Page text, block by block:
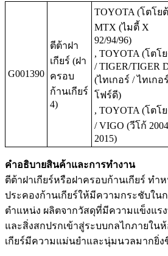
G001390
ตีต้าฝา
เกียร์ (ฝา
ครอบ
ก้านเกียร์
4)
TOYOTA (โตโย
MTX (ไมตี้ X
92/94/96)
, TOYOTA (โตโ
/ TIGER/TIGER
(ไทเกอร์ / ไทเกอ
โฟร์ดี)
, TOYOTA (โตโ
/ VIGO (วีโก้
2015)
คำอธิบายสินค้าและการทำงาน
ตีต้าฝาเกียร์หรือฝาครอบก้านเกียร์ ทำ
ประคองก้านเกียร์ให้มีความกระชับในก
ตำแหน่ง ผลิตจากวัสดุที่มีความแข็งแร
และสิ่งสกปรกเข้าสู่ระบบกลไกภายในห้
เกียร์มีความแม่นยำและนุ่มนวลมากยิ่ง